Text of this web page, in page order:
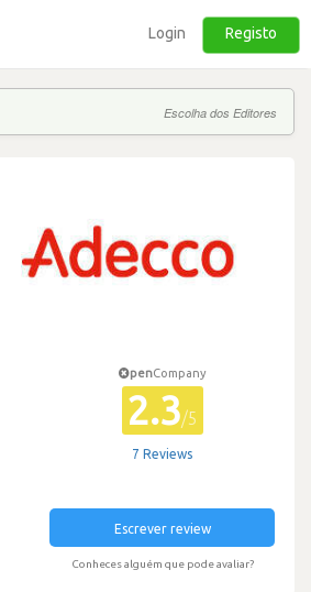
Login Registo
Escolha dos Editores
penCompany
2.3/5
7 Reviews
Escrever review
Conheces alguém que pode avaliar?